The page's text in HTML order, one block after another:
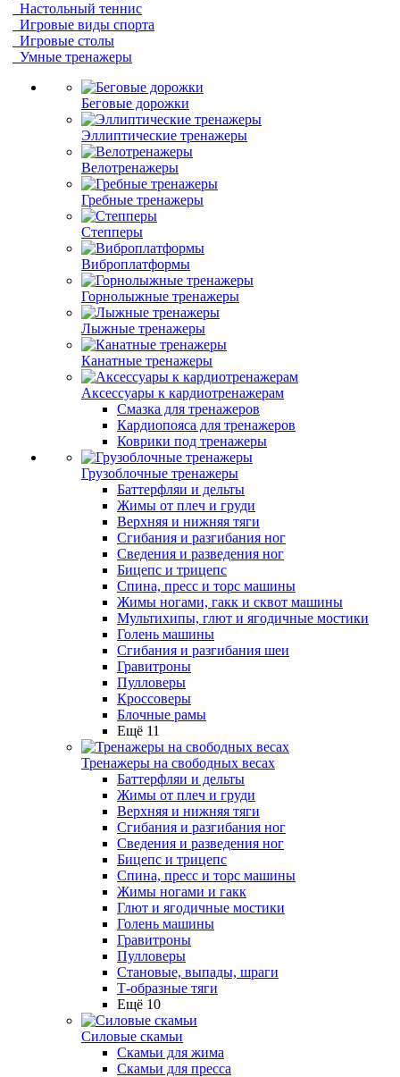
Настольный теннис
Игровые виды спорта
Игровые столы
Умные тренажеры
Беговые дорожки
Эллиптические тренажеры
Велотренажеры
Гребные тренажеры
Степперы
Виброплатформы
Горнолыжные тренажеры
Лыжные тренажеры
Канатные тренажеры
Аксессуары к кардиотренажерам
Смазка для тренажеров
Кардиопояса для тренажеров
Коврики под тренажеры
Грузоблочные тренажеры
Баттерфляи и дельты
Жимы от плеч и груди
Верхняя и нижняя тяги
Сгибания и разгибания ног
Сведения и разведения ног
Бицепс и трицепс
Спина, пресс и торс машины
Жимы ногами, гакк и сквот машины
Мультихипы, глют и ягодичные мостики
Голень машины
Сгибания и разгибания шеи
Гравитроны
Пулловеры
Кроссоверы
Блочные рамы
Ещё 11
Тренажеры на свободных весах
Баттерфляи и дельты
Жимы от плеч и груди
Верхняя и нижняя тяги
Сгибания и разгибания ног
Сведения и разведения ног
Бицепс и трицепс
Спина, пресс и торс машины
Жимы ногами и гакк
Глют и ягодичные мостики
Голень машины
Гравитроны
Пулловеры
Становые, выпады, шраги
Т-образные тяги
Ещё 10
Силовые скамьи
Скамьи для жима
Скамьи для пресса